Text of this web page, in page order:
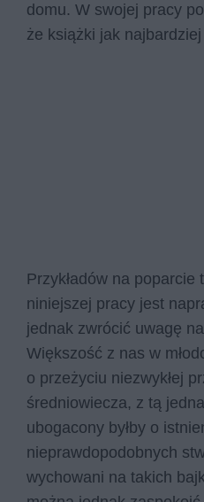
domu. W swojej pracy
że książki jak
Przykładów na
niniejszej pracy jest
jednak zwrócić uwagę
Większość z nas w
o przeżyciu niezwykłej
średniowiecza, z tą
ubogacony byłby o
nieprawdopodobnych
wychowani na takich